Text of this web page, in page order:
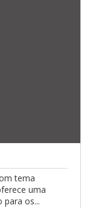
tema
uma
para os...